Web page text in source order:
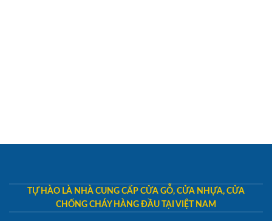
TỰ HÀO LÀ NHÀ CUNG CẤP CỬA GỖ, CỬA NHỰA, CỬA
CHỐNG CHÁY HÀNG ĐẦU TẠI VIỆT NAM